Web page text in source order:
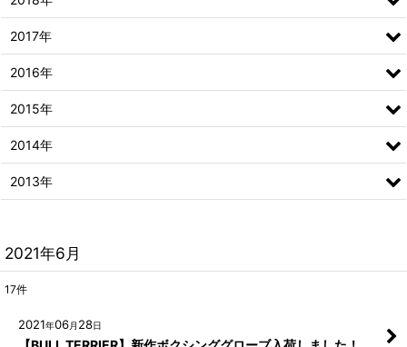
2021年6月
17件
2021年06月 28日
2017年
2016年
2015年
2014年
2013年